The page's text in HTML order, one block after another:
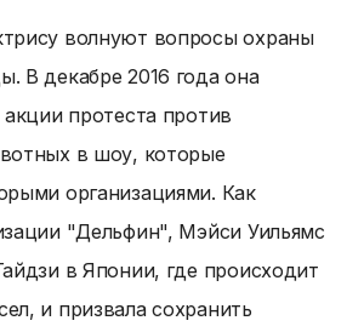
волнуют вопросы охраны
В декабре 2016 года она
протеста против
в шоу, которые
организациями. Как
"Дельфин", Мэйси Уильямс
в Японии, где происходит
и призвала сохранить